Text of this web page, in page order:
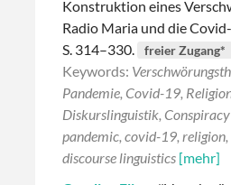
Konstruktion eines
Radio Maria und die
S. 314–330.
freier Zugang*
Keywords:
Pandemie, Covid-19,
Diskurslinguistik,
pandemic, covid-19,
discourse linguistics [mehr]